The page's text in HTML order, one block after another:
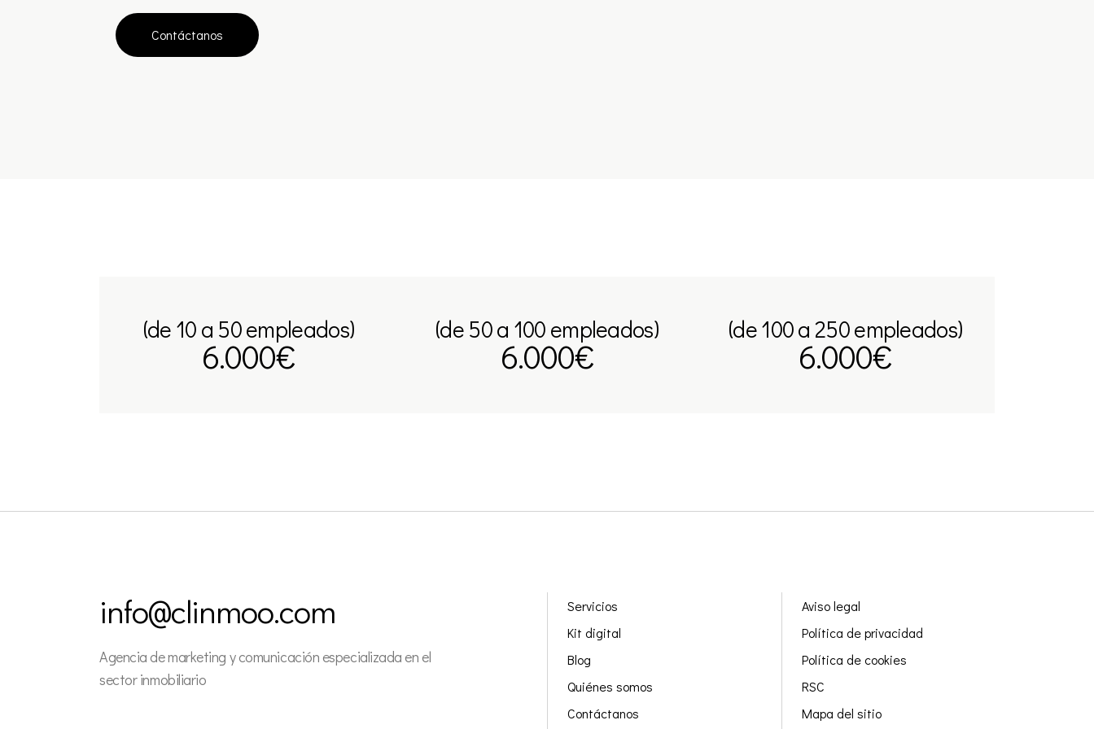
Contáctanos
(de 10 a 50 empleados)
6.000€
(de 50 a 100 empleados)
6.000€
(de 100 a 250 empleados)
6.000€
info@clinmoo.com
Agencia de marketing y comunicación especializada en el
sector inmobiliario
Servicios
Kit digital
Blog
Quiénes somos
Contáctanos
Aviso legal
Política de privacidad
Política de cookies
RSC
Mapa del sitio